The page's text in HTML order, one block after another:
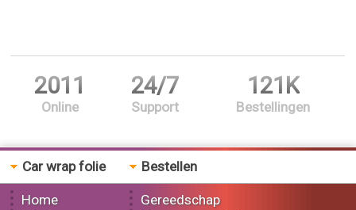
2011
Online
24/7
Support
121K
Bestellingen
Car wrap folie
Home
Bestellen
Gereedschap